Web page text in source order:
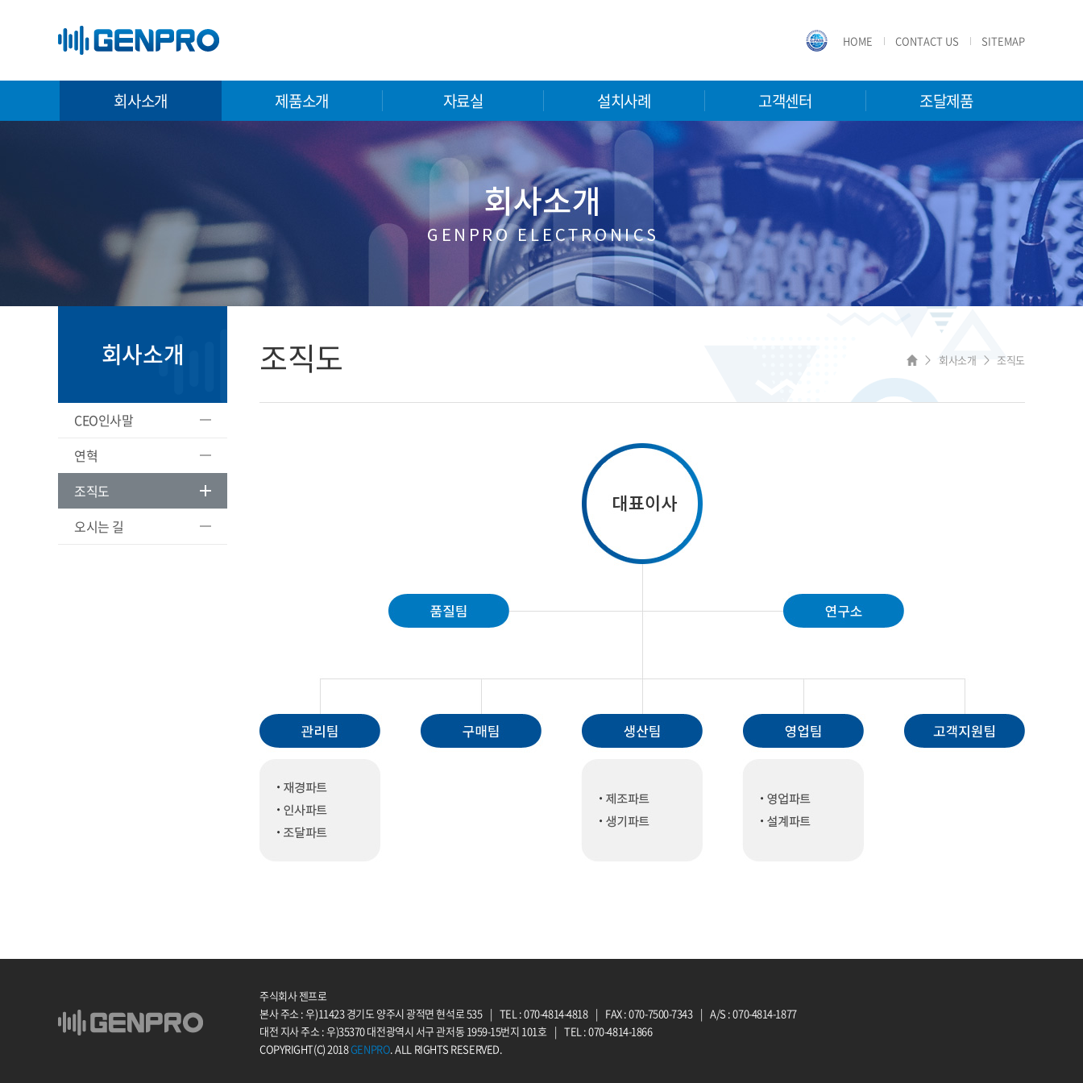
HOME CONTACT US SITEMAP
회사소개 제품소개 자료실 설치사례 고객센터 조달제품
회사소개
CEO인사말
연혁
조직도
오시는 길
조직도 회사소개 조직도
주식회사 젠프로
본사 주소 : 우)11423 경기도 양주시 광적면 현석로 535 | TEL : 070-4814-4818 | FAX : 070-7500-7343 | A/S : 070-4814-1877
대전 지사 주소 : 우)35370 대전광역시 서구 관저동 1959-15번지 101호 | TEL : 070-4814-1866
COPYRIGHT(C) 2018GENPRO. ALL RIGHTS RESERVED.